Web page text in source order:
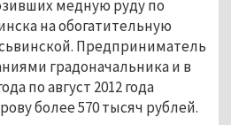
медную руду по
на обогатительную
Предприниматель
градоначальника и в
по август 2012 года
более 570 тысяч рублей.